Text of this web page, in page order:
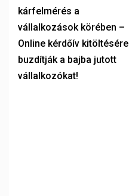
kárfelmérés a
vállalkozások körében –
Online kérdőív kitöltésére
buzdítják a bajba jutott
vállalkozókat!